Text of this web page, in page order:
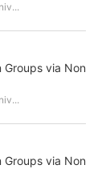
via Non
via Non